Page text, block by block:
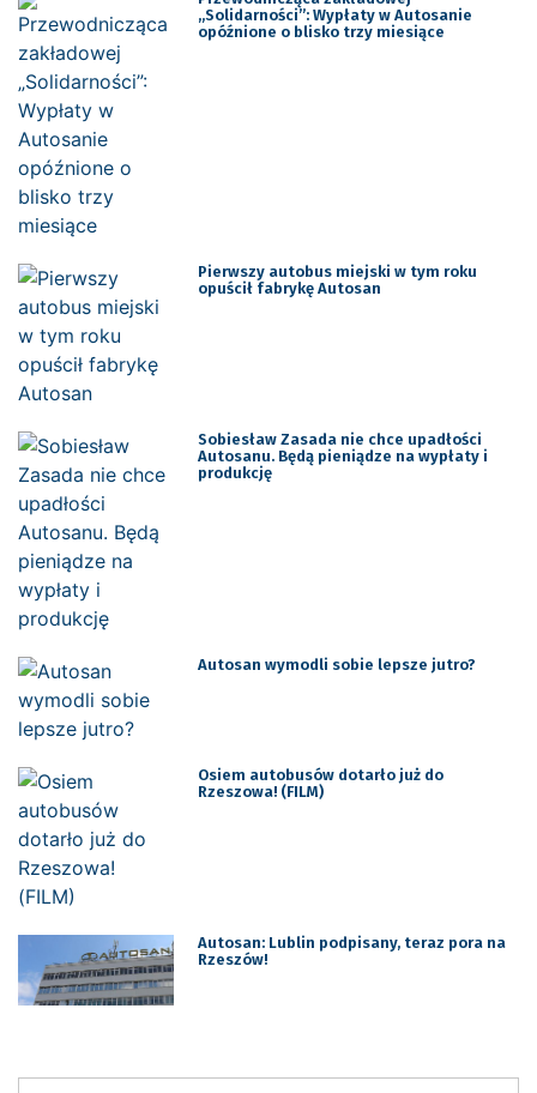
„Solidarności”: Wypłaty w Autosanie
opóźnione o blisko trzy miesiące
Pierwszy autobus miejski w tym roku
opuścił fabrykę Autosan
Sobiesław Zasada nie chce upadłości
Autosanu. Będą pieniądze na wypłaty i
produkcję
Autosan wymodli sobie lepsze jutro?
Osiem autobusów dotarło już do
Rzeszowa! (FILM)
Autosan: Lublin podpisany, teraz pora na
Rzeszów!